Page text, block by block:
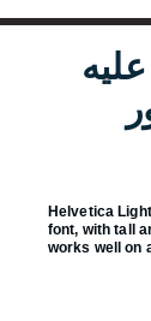
Helvetica
font, with tall
works well on